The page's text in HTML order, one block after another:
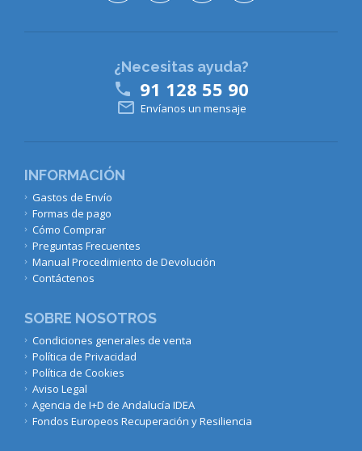
INFORMACIÓN
Gastos de Envío
Formas de pago
Cómo Comprar
Preguntas Frecuentes
Manual Procedimiento de Devolución
Contáctenos
SOBRE NOSOTROS
Condiciones generales de venta
Política de Privacidad
Política de Cookies
Aviso Legal
Agencia de I+D de Andalucía IDEA
Fondos Europeos Recuperación y Resiliencia
¿Necesitas ayuda?
 91 128 55 90
 Envíanos un mensaje